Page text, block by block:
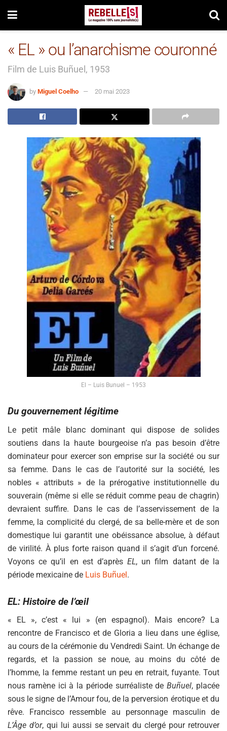
« EL » ou l’anarchisme couronné
Film de Luis Buñuel, 1953
by Miguel Coelho 20 mai 2023
El – Luis Bunuel – 1953
Du gouvernement légitime
Le petit mâle blanc dominant qui dispose de solides
soutiens dans la haute bourgeoise n’a pas besoin d’être
dominateur pour exercer son emprise sur la société ou sur
sa femme. Dans le cas de l’autorité sur la société, les
nobles « attributs » de la prérogative institutionnelle du
souverain (même si elle se réduit comme peau de chagrin)
devraient suffire. Dans le cas de l’asservissement de la
femme, la complicité du clergé, de sa belle-mère et de son
domestique lui garantit une obéissance absolue, à défaut
de virilité. À plus forte raison quand il s’agit d’un forcené.
Voyons ce qu’il en est d’aprèsEL, un film datant de la
période mexicaine de Luis Buñuel.
EL: Histoire de l’œil
« EL », c’est « lui » (en espagnol). Mais encore? La
rencontre de Francisco et de Gloria a lieu dans une église,
au cours de la cérémonie du Vendredi Saint. Un échange de
regards, et la passion se noue, au moins du côté de
l’homme, la femme restant un peu en retrait, fuyante. Tout
nous ramène ici à la période surréaliste deBuñuel, placée
sous le signe de l’Amour fou, de la perversion érotique et du
rêve. Francisco ressemble au personnage masculin de
L’Âge d’or, qui lui aussi se servait du clergé pour retrouver